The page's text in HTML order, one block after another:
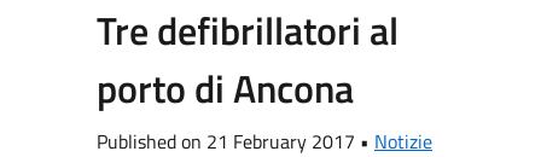
Tre defibrillatori al
porto di Ancona
Published on 21 February 2017 • Notizie